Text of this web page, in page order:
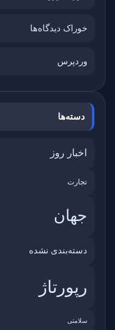
خوراک دیدگاه‌ها
وردپرس
دسته‌ها
اخبار روز
تجارت
جهان
دسته‌بندی نشده
رپورتاژ
سلامتی